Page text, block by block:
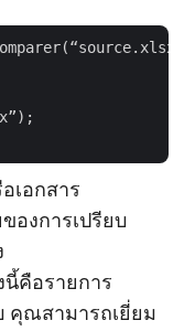
เอกสาร
องการเปรียบ
นี้คือรายการ
คุณสามารถเยี่ยม